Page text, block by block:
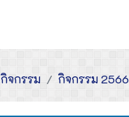
กิจกรรม กิจกรรม 2566